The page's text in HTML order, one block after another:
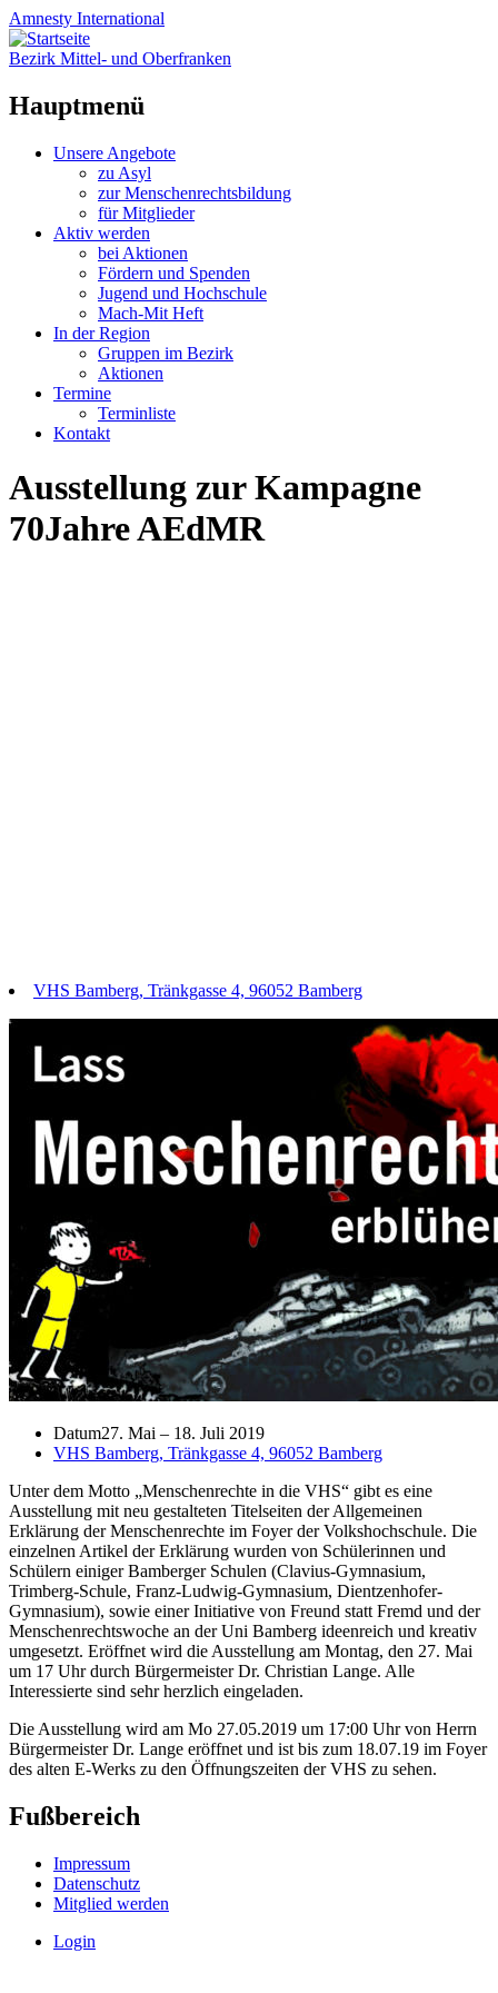
Amnesty International
Bezirk Mittel- und Oberfranken
Hauptmenü
Zum
Unsere Angebote
zu Asyl
zur Menschenrechtsbildung
für Mitglieder
Aktiv werden
bei Aktionen
Fördern und Spenden
Jugend und Hochschule
Mach-Mit Heft
In der Region
Gruppen im Bezirk
Aktionen
Termine
Terminliste
Kontakt
Ausstellung zur Kampagne
70Jahre AEdMR
VHS Bamberg, Tränkgasse 4, 96052 Bamberg
Datum27. Mai – 18. Juli 2019
VHS Bamberg, Tränkgasse 4, 96052 Bamberg
Unter dem Motto „Menschenrechte in die VHS“ gibt es eine
Ausstellung mit neu gestalteten Titelseiten der Allgemeinen
Erklärung der Menschenrechte im Foyer der Volkshochschule. Die
einzelnen Artikel der Erklärung wurden von Schülerinnen und
Schülern einiger Bamberger Schulen (Clavius-Gymnasium,
Trimberg-Schule, Franz-Ludwig-Gymnasium, Dientzenhofer-
Gymnasium), sowie einer Initiative von Freund statt Fremd und der
Menschenrechtswoche an der Uni Bamberg ideenreich und kreativ
umgesetzt. Eröffnet wird die Ausstellung am Montag, den 27. Mai
um 17 Uhr durch Bürgermeister Dr. Christian Lange. Alle
Interessierte sind sehr herzlich eingeladen.
Die Ausstellung wird am Mo 27.05.2019 um 17:00 Uhr von Herrn
Bürgermeister Dr. Lange eröffnet und ist bis zum 18.07.19 im Foyer
des alten E-Werks zu den Öffnungszeiten der VHS zu sehen.
Fußbereich
Impressum
Datenschutz
Mitglied werden
Login